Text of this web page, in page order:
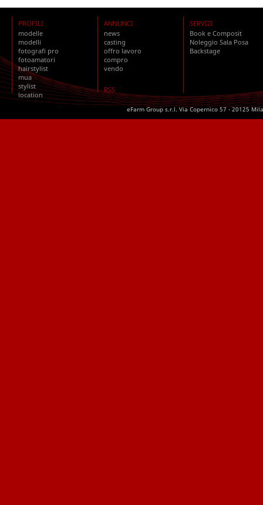
PROFILI
modelle
modelli
fotografi pro
fotoamatori
hairstylist
mua
stylist
location
ANNUNCI
news
casting
offro lavoro
compro
vendo
RSS
SERVIZI
Book e Composit
Noleggio Sala Posa
Backstage
eFarm Group s.r.l. Via Copernico 57 - 20125